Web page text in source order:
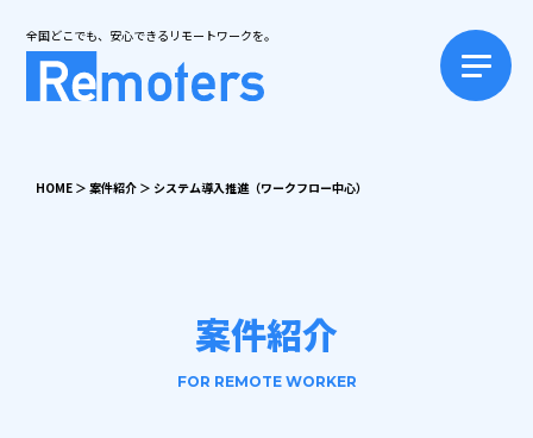
全国どこでも、安心できるリモートワークを。
HOME ＞ 案件紹介 ＞ システム導入推進（ワークフロー中心）
案件紹介
FOR REMOTE WORKER